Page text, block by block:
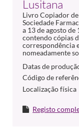
Lusitana
Livro Copiador
Sociedade
a 13 de agosto
contendo cópias
correspondência
nomeadamente
Datas de
Código de
Localização física
Registo